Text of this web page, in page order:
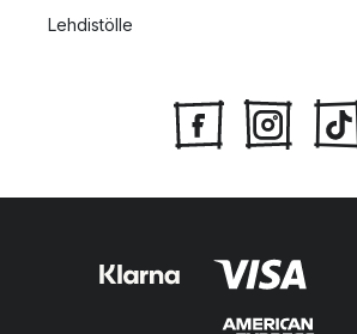
Lehdistölle